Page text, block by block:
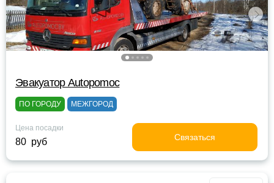
Эвакуатор Autopomoc
ПО ГОРОДУ МЕЖГОРОД
Цена посадки
80 руб Связаться